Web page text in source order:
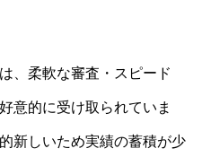
、柔軟な審査・スピード
意的に受け取られていま
新しいため実績の蓄積が少